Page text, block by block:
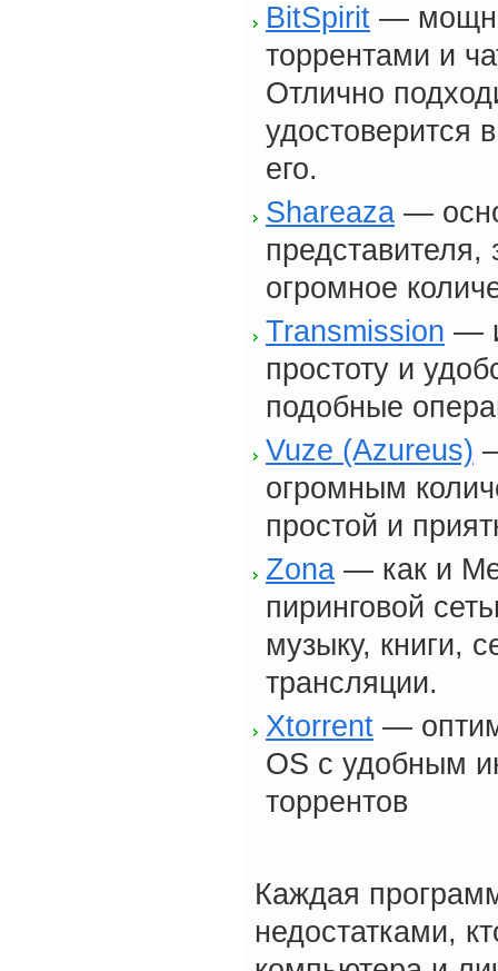
BitSpirit —
торрентами и
Отлично
удостоверится
его.
Shareaza —
представителя,
огромное
Transmission —
простоту и
подобные
Vuze (Azureus)
огромным
простой и
Zona — как и
пиринговой
музыку, книги,
трансляции.
Xtorrent —
OS с удобным
торрентов
Каждая
недостатками,